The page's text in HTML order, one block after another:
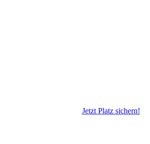
Jetzt Platz sichern!